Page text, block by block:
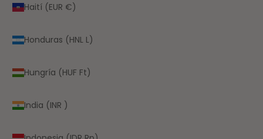
Haití (EUR €)
Honduras (HNL L)
Hungría (HUF Ft)
India (INR ₹)